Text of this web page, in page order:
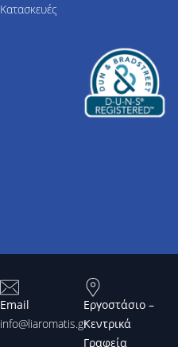
Κατασκευές
Email
info@liaromatis.gr
Εργοστάσιο –
Κεντρικά
Γραφεία